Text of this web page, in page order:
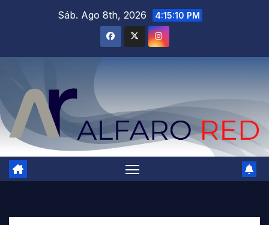
Sáb. Ago 8th, 2026 4:15:11 PM